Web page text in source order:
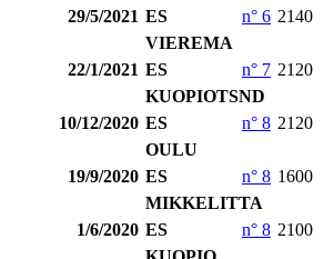
29/5/2021 ES n° 6 2140
VIEREMA
22/1/2021 ES n° 7 2120
KUOPIOTSND
10/12/2020 ES n° 8 2120
OULU
19/9/2020 ES n° 8 1600
MIKKELITTA
1/6/2020 ES n° 8 2100